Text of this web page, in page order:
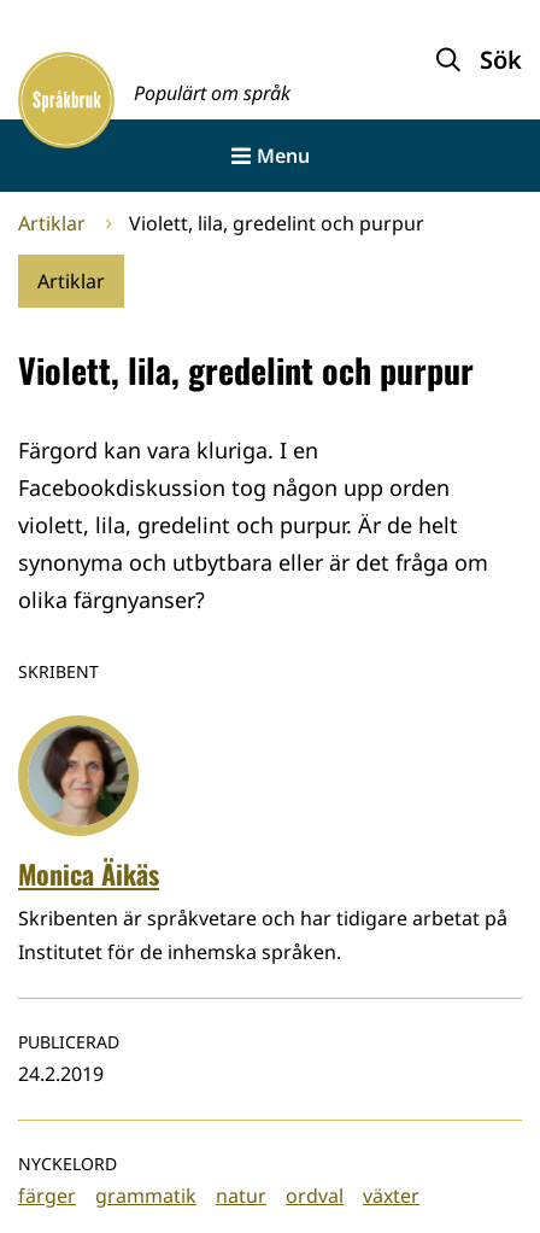
innehållet
Framsida
Populärt om språk
Sök
Menu
Artiklar Violett, lila, gredelint och purpur
Artiklar
Violett, lila, gredelint och purpur
Färgord kan vara kluriga. I en
Facebookdiskussion tog någon upp orden
violett, lila, gredelint och purpur. Är de helt
synonyma och utbytbara eller är det fråga om
olika färgnyanser?
SKRIBENT
Monica Äikäs
Skribenten är språkvetare och har tidigare arbetat på
Institutet för de inhemska språken.
PUBLICERAD
24.2.2019
NYCKELORD
färger grammatik natur ordval växter